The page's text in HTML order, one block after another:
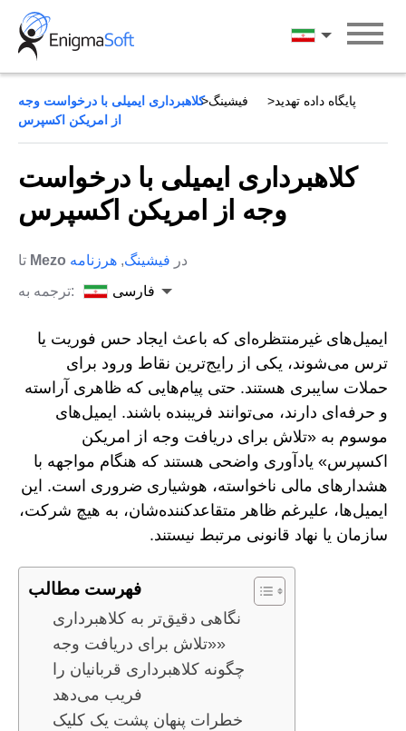
Skip
content
فارسی
پایگاه داده تهدید فیشینگ کلاهبرداری ایمیلی با درخواست وجه
از امریکن اکسپرس
کلاهبرداری ایمیلی با درخواست
وجه از امریکن اکسپرس
Mezo در فیشینگ, هرزنامه
ترجمه به:
فارسی
ایمیل‌های غیرمنتظره‌ای که باعث ایجاد حس فوریت یا
ترس می‌شوند، یکی از رایج‌ترین نقاط ورود برای
حملات سایبری هستند. حتی پیام‌هایی که ظاهری آراسته
و حرفه‌ای دارند، می‌توانند فریبنده باشند. ایمیل‌های
موسوم به «تلاش برای دریافت وجه از امریکن
اکسپرس» یادآوری واضحی هستند که هنگام مواجهه با
هشدارهای مالی ناخواسته، هوشیاری ضروری است. این
ایمیل‌ها، علیرغم ظاهر متقاعدکننده‌شان، به هیچ شرکت،
سازمان یا نهاد قانونی مرتبط نیستند.
فهرست مطالب
نگاهی دقیق‌تر به کلاهبرداری
«تلاش برای دریافت وجه»
چگونه کلاهبرداری قربانیان را
فریب می‌دهد
خطرات پنهان پشت یک کلیک